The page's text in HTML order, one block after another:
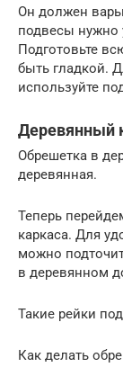
Он должен
подвесы нужно
Подготовьте
быть гладкой.
используйте
Деревянный
Обрешетка в
деревянная.
Теперь
каркаса. Для
можно
в деревянном
Такие рейки
Как делать